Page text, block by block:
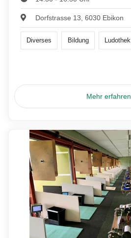
Dorfstrasse 13, 6030 Ebikon
Diverses Bildung Ludothek
Mehr erfahren